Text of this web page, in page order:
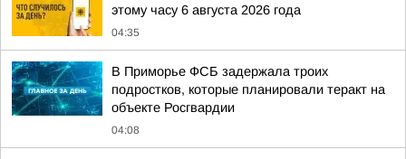
этому часу 6 августа 2026 года
04:35
В Приморье ФСБ задержала троих
подростков, которые планировали теракт на
объекте Росгвардии
04:08